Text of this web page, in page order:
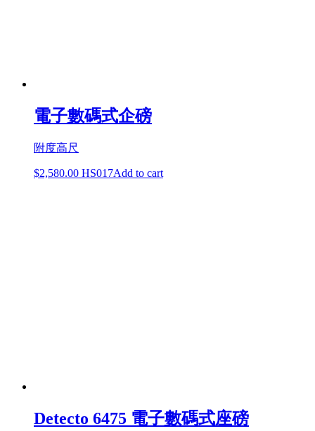
電子數碼式企磅
附度高尺
$2,580.00 HS017Add to cart
Detecto 6475 電子數碼式座磅